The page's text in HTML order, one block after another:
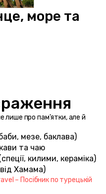
море та
лише про пам'ятки, але й
мезе, баклава)
та чаю
килими, кераміка)
Хамама)
– Посібник по турецькій